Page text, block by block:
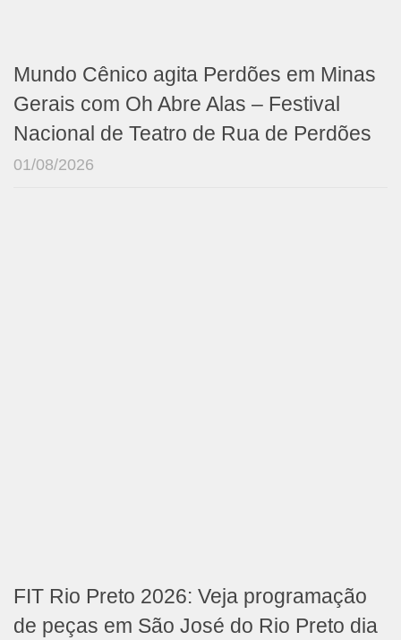
Mundo Cênico agita Perdões em Minas
Gerais com Oh Abre Alas – Festival
Nacional de Teatro de Rua de Perdões
01/08/2026
FIT Rio Preto 2026: Veja programação
de peças em São José do Rio Preto dia